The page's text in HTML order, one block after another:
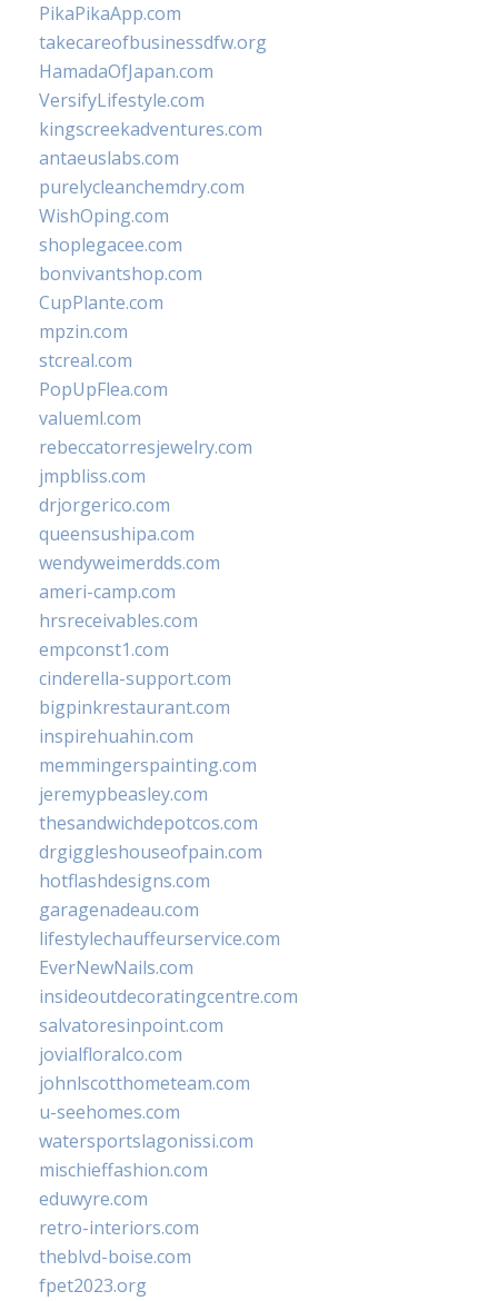
PikaPikaApp.com
takecareofbusinessdfw.org
HamadaOfJapan.com
VersifyLifestyle.com
kingscreekadventures.com
antaeuslabs.com
purelycleanchemdry.com
WishOping.com
shoplegacee.com
bonvivantshop.com
CupPlante.com
mpzin.com
stcreal.com
PopUpFlea.com
valueml.com
rebeccatorresjewelry.com
jmpbliss.com
drjorgerico.com
queensushipa.com
wendyweimerdds.com
ameri-camp.com
hrsreceivables.com
empconst1.com
cinderella-support.com
bigpinkrestaurant.com
inspirehuahin.com
memmingerspainting.com
jeremypbeasley.com
thesandwichdepotcos.com
drgiggleshouseofpain.com
hotflashdesigns.com
garagenadeau.com
lifestylechauffeurservice.com
EverNewNails.com
insideoutdecoratingcentre.com
salvatoresinpoint.com
jovialfloralco.com
johnlscotthometeam.com
u-seehomes.com
watersportslagonissi.com
mischieffashion.com
eduwyre.com
retro-interiors.com
theblvd-boise.com
fpet2023.org